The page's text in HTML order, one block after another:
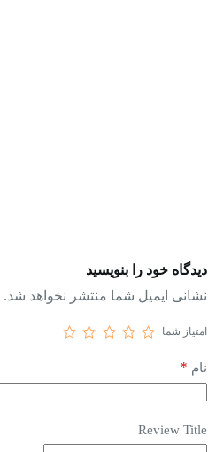
دیدگاه خود را بنویسید
نشانی ایمیل شما منتشر نخواهد شد.
امتیاز شما
نام *
Review Title